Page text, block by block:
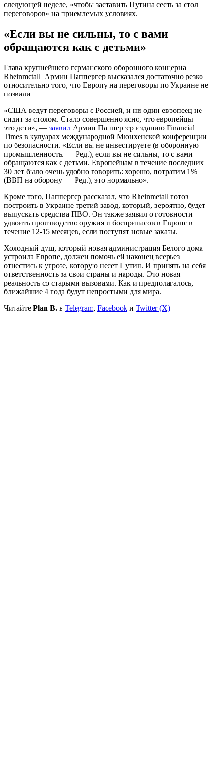
следующей неделе, «чтобы заставить Путина сесть за стол
переговоров» на приемлемых условиях.
«Если вы не сильны, то с вами
обращаются как с детьми»
Глава крупнейшего германского оборонного концерна
Rheinmetall Армин Паппергер высказался достаточно резко
относительно того, что Европу на переговоры по Украине не
позвали.
«США ведут переговоры с Россией, и ни один европеец не
сидит за столом. Стало совершенно ясно, что европейцы —
это дети», — заявил Армин Паппергер изданию Financial
Times в кулуарах международной Мюнхенской конференции
по безопасности. «Если вы не инвестируете (в оборонную
промышленность. — Ред.), если вы не сильны, то с вами
обращаются как с детьми. Европейцам в течение последних
30 лет было очень удобно говорить: хорошо, потратим 1%
(ВВП на оборону. — Ред.), это нормально».
Кроме того, Паппергер рассказал, что Rheinmetall готов
построить в Украине третий завод, который, вероятно, будет
выпускать средства ПВО. Он также заявил о готовности
удвоить производство оружия и боеприпасов в Европе в
течение 12-15 месяцев, если поступят новые заказы.
Холодный душ, который новая администрация Белого дома
устроила Европе, должен помочь ей наконец всерьез
отнестись к угрозе, которую несет Путин. И принять на себя
ответственность за свои страны и народы. Это новая
реальность со старыми вызовами. Как и предполагалось,
ближайшие 4 года будут непростыми для мира.
Читайте Plan B. в Telegram, Facebook и Twitter (X)